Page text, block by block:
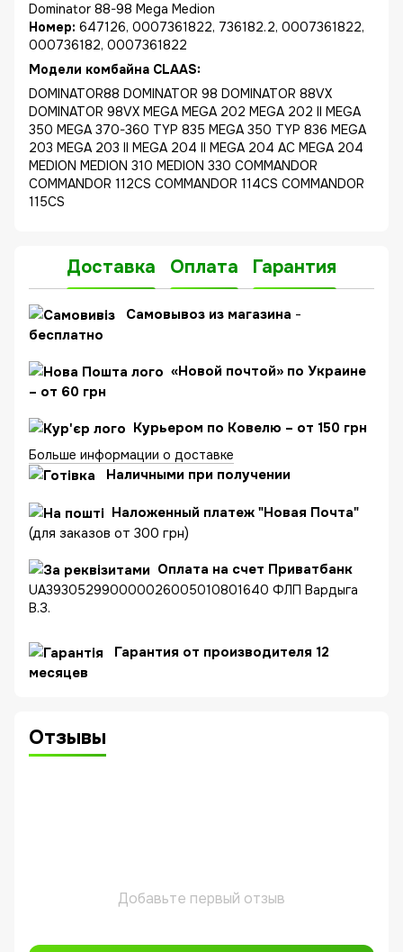
Dominator 88-98 Mega Medion
Номер: 647126, 0007361822, 736182.2, 0007361822,
000736182, 0007361822
Модели комбайна CLAAS:
DOMINATOR88 DOMINATOR 98 DOMINATOR 88VX
DOMINATOR 98VX MEGA MEGA 202 MEGA 202 II MEGA
350 MEGA 370-360 TYP 835 MEGA 350 TYP 836 MEGA
203 MEGA 203 II MEGA 204 II MEGA 204 AC MEGA 204
MEDION MEDION 310 MEDION 330 COMMANDOR
COMMANDOR 112CS COMMANDOR 114CS COMMANDOR
115CS
Доставка Оплата Гарантия
Cамовывоз из магазина -
бесплатно
«Новой почтой» по Украине
– от 60 грн
Курьером по Ковелю – от 150 грн
Больше информации о доставке
Наличными при получении
Наложенный платеж "Новая Почта"
(для заказов от 300 грн)
Оплата на счет Приватбанк
UA393052990000026005010801640 ФЛП Вардыга
В.З.
Гарантия от производителя 12
месяцев
Отзывы
Добавьте первый отзыв